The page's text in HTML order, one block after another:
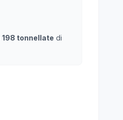
198 tonnellate di